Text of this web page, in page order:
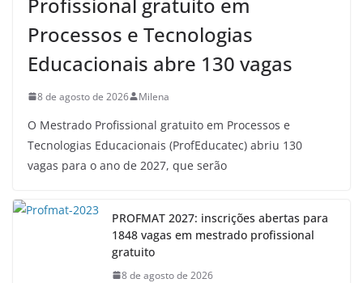
Processos e Tecnologias
Educacionais abre 130 vagas
8 de agosto de 2026 Milena
O Mestrado Profissional gratuito em Processos e
Tecnologias Educacionais (ProfEducatec) abriu 130
vagas para o ano de 2027, que serão
PROFMAT 2027: inscrições abertas para
1848 vagas em mestrado profissional
gratuito
8 de agosto de 2026